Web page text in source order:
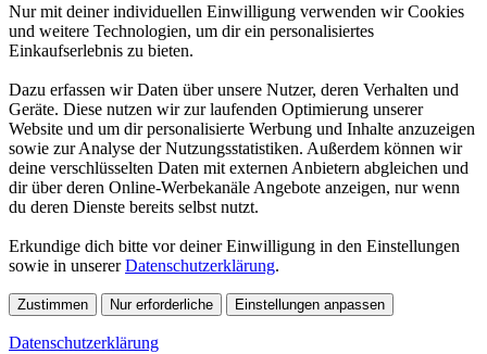
Nur mit deiner individuellen Einwilligung verwenden wir Cookies
und weitere Technologien, um dir ein personalisiertes
Einkaufserlebnis zu bieten.
Dazu erfassen wir Daten über unsere Nutzer, deren Verhalten und
Geräte. Diese nutzen wir zur laufenden Optimierung unserer
Website und um dir personalisierte Werbung und Inhalte anzuzeigen
sowie zur Analyse der Nutzungsstatistiken. Außerdem können wir
deine verschlüsselten Daten mit externen Anbietern abgleichen und
dir über deren Online-Werbekanäle Angebote anzeigen, nur wenn
du deren Dienste bereits selbst nutzt.
Erkundige dich bitte vor deiner Einwilligung in den Einstellungen
sowie in unsererDatenschutzerklärung.
Zustimmen Nur erforderliche Einstellungen anpassen
Datenschutzerklärung